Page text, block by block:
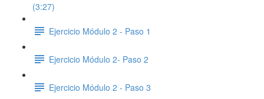
(3:27)
Ejercicio Módulo 2 - Paso 1
Ejercicio Módulo 2- Paso 2
Ejercicio Módulo 2 - Paso 3